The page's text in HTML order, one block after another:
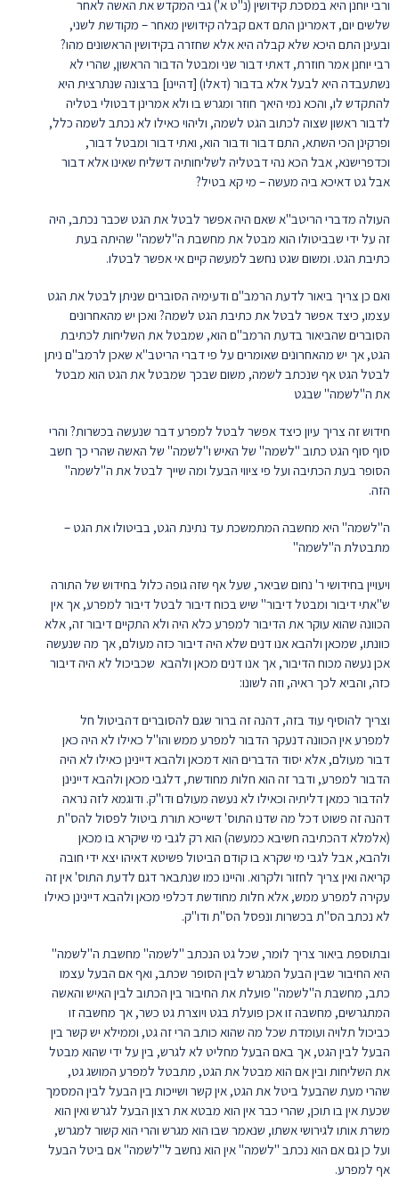
ורבי יוחנן היא במסכת קידושין (נ"ט א') גבי המקדש את האשה לאחר
שלשים יום, דאמרינן התם דאם קבלה קידושין מאחר – מקודשת לשני,
ובעינן התם היכא שלא קבלה היא אלא שחזרה בקידושין הראשונים מהו?
רבי יוחנן אמר חוזרת, דאתי דבור שני ומבטל הדבור הראשון, שהרי לא
נשתעבדה היא לבעל אלא בדבור (דאלו) [דהיינו] ברצונה שנתרצית היא
להתקדש לו, והכא נמי היאך חוזר ומגרש בו ולא אמרינן דבטולי בטליה
לדבור ראשון שצוה לכתוב הגט לשמה, וליהוי כאילו לא נכתב לשמה כלל,
ופרקינן הכי השתא, התם דבור ודבור הוא, ואתי דבור ומבטל דבור,
וכדפרישנא, אבל הכא נהי דבטליה לשליחותיה דשליח שאינו אלא דבור
אבל גט דאיכא ביה מעשה – מי קא בטיל?
העולה מדברי הריטב"א שאם היה אפשר לבטל את הגט שכבר נכתב, היה
זה על ידי שבביטולו הוא מבטל את מחשבת ה"לשמה" שהיתה בעת
כתיבת הגט. ומשום שגט נחשב למעשה קיים אי אפשר לבטלו.
ואם כן צריך ביאור לדעת הרמב"ם ודעימיה הסוברים שניתן לבטל את הגט
עצמו, כיצד אפשר לבטל את כתיבת הגט לשמה? ואכן יש מהאחרונים
הסוברים שהביאור בדעת הרמב"ם הוא, שמבטל את השליחות לכתיבת
הגט, אך יש מהאחרונים שאומרים על פי דברי הריטב"א שאכן לרמב"ם ניתן
לבטל הגט אף שנכתב לשמה, משום שבכך שמבטל את הגט הוא מבטל
את ה"לשמה" שבגט
חידוש זה צריך עיון כיצד אפשר לבטל למפרע דבר שנעשה בכשרות? והרי
סוף סוף הגט כתוב "לשמה" של האיש ו"לשמה" של האשה שהרי כך חשב
הסופר בעת הכתיבה ועל פי ציווי הבעל ומה שייך לבטל את ה"לשמה"
הזה.
ה"לשמה" היא מחשבה המתמשכת עד נתינת הגט, בביטולו את הגט –
מתבטלת ה"לשמה"
ויעויין בחידושי ר' נחום שביאר, שעל אף שזה גופה כלול בחידוש של התורה
ש"אתי דיבור ומבטל דיבור" שיש בכוח דיבור לבטל דיבור למפרע, אך אין
הכוונה שהוא עוקר את הדיבור למפרע כלא היה ולא התקיים דיבור זה, אלא
כוונתו, שמכאן ולהבא אנו דנים שלא היה דיבור כזה מעולם, אך מה שנעשה
אכן נעשה מכוח הדיבור, אך אנו דנים מכאן ולהבא שכביכול לא היה דיבור
כזה, והביא לכך ראיה, וזה לשונו:
וצריך להוסיף עוד בזה, דהנה זה ברור שגם להסוברים דהביטול חל
למפרע אין הכוונה דנעקר הדבור למפרע ממש והו"ל כאילו לא היה כאן
דבור מעולם, אלא יסוד הדברים הוא דמכאן ולהבא דיינינן כאילו לא היה
הדבור למפרע, ודבר זה הוא חלות מחודשת, דלגבי מכאן ולהבא דיינינן
להדבור כמאן דליתיה וכאילו לא נעשה מעולם ודו"ק. ודוגמא לזה נראה
דהנה זה פשוט דכל מה שדנו התוס' דשייכא תורת ביטול לפסול להס"ת
(אלמלא דהכתיבה חשיבא כמעשה) הוא רק לגבי מי שיקרא בו מכאן
ולהבא, אבל לגבי מי שקרא בו קודם הביטול פשיטא דאיהו יצא ידי חובה
קריאה ואין צריך לחזור ולקרוא. והיינו כמו שנתבאר דגם לדעת התוס' אין זה
עקירה למפרע ממש, אלא חלות מחודשת דכלפי מכאן ולהבא דיינינן כאילו
לא נכתב הס"ת בכשרות ונפסל הס"ת ודו"ק.
ובתוספת ביאור צריך לומר, שכל גט הנכתב "לשמה" מחשבת ה"לשמה"
היא החיבור שבין הבעל המגרש לבין הסופר שכתב, ואף אם הבעל עצמו
כתב, מחשבת ה"לשמה" פועלת את החיבור בין הכתוב לבין האיש והאשה
המתגרשים, מחשבה זו אכן פועלת בגט ויוצרת גט כשר, אך מחשבה זו
כביכול תלויה ועומדת שכל מה שהוא כותב הרי זה גט, וממילא יש קשר בין
הבעל לבין הגט, אך באם הבעל מחליט לא לגרש, בין על ידי שהוא מבטל
את השליחות ובין אם הוא מבטל את הגט, מתבטל למפרע המושג גט,
שהרי מעת שהבעל ביטל את הגט, אין קשר ושייכות בין הבעל לבין המסמך
שכעת אין בו תוכן, שהרי כבר אין הוא מבטא את רצון הבעל לגרש ואין הוא
משרת אותו לגירושי אשתו, שנאמר שבו הוא מגרש והרי הוא קשור למגרש,
ועל כן גם אם הוא נכתב "לשמה" אין הוא נחשב ל"לשמה" אם ביטל הבעל
אף למפרע.